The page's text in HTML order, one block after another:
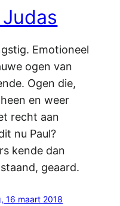
Emotioneel
ogen van
Ogen die,
en weer
recht aan
nu Paul?
kende dan
geaard.
16 maart 2018